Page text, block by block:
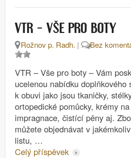
VTR – VŠE PRO BOTY
Rožnov p. Radh. | Bez
VTR – Vše pro boty – Vám
ucelenou nabídku doplňkového
k obuvi jako jsou tkaničky,
ortopedické pomůcky, krémy
impragnace, čistící pěny aj.
můžete objednávat v
listu, …
Celý příspěvek